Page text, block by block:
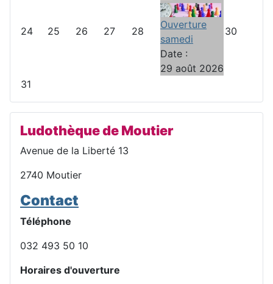
t24 25 26 27 28
Ouverture
samedi
Date :
29 août 2026
30
31
Ludothèque de Moutier
Avenue de la Liberté 13
2740 Moutier
Contact
Téléphone
032 493 50 10
Horaires d'ouverture